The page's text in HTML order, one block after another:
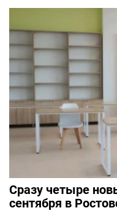
Сразу четыре
сентября в